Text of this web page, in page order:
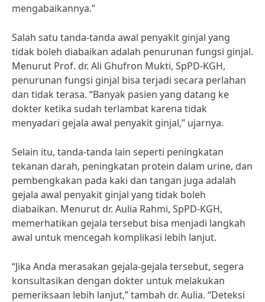
mengabaikannya.”
Salah satu tanda-tanda awal penyakit ginjal yang
tidak boleh diabaikan adalah penurunan fungsi ginjal.
Menurut Prof. dr. Ali Ghufron Mukti, SpPD-KGH,
penurunan fungsi ginjal bisa terjadi secara perlahan
dan tidak terasa. “Banyak pasien yang datang ke
dokter ketika sudah terlambat karena tidak
menyadari gejala awal penyakit ginjal,” ujarnya.
Selain itu, tanda-tanda lain seperti peningkatan
tekanan darah, peningkatan protein dalam urine, dan
pembengkakan pada kaki dan tangan juga adalah
gejala awal penyakit ginjal yang tidak boleh
diabaikan. Menurut dr. Aulia Rahmi, SpPD-KGH,
memerhatikan gejala tersebut bisa menjadi langkah
awal untuk mencegah komplikasi lebih lanjut.
“Jika Anda merasakan gejala-gejala tersebut, segera
konsultasikan dengan dokter untuk melakukan
pemeriksaan lebih lanjut,” tambah dr. Aulia. “Deteksi